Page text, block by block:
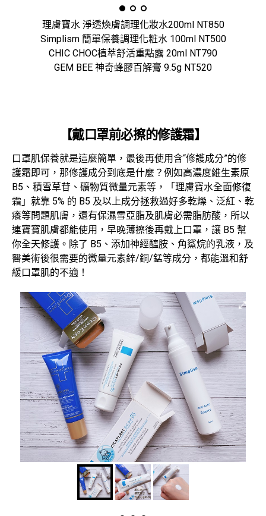
理膚寶水 淨透煥膚調理化妝水200ml NT850
Simplism 簡單保養調理化粧水 100ml NT500
CHIC CHOC植萃舒活重點露 20ml NT790
GEM BEE 神奇蜂膠百解膏 9.5g NT520
【戴口罩前必擦的修護霜】
口罩肌保養就是這麼簡單，最後再使用含“修護成分”的修
護霜即可，那修護成分到底是什麼？例如高濃度維生素原
B5、積雪草苷、礦物質微量元素等，「理膚寶水全面修復
霜」就靠 5% 的 B5 及以上成分拯救過好多乾燥、泛紅、乾
癢等問題肌膚，還有保濕雪亞脂及肌膚必需脂肪酸，所以
連寶寶肌膚都能使用，早晚薄擦後再戴上口罩，讓 B5 幫
你全天修護。除了 B5、添加神經醯胺、角鯊烷的乳液，及
醫美術後很需要的微量元素鋅/銅/錳等成分，都能溫和舒
緩口罩肌的不適！